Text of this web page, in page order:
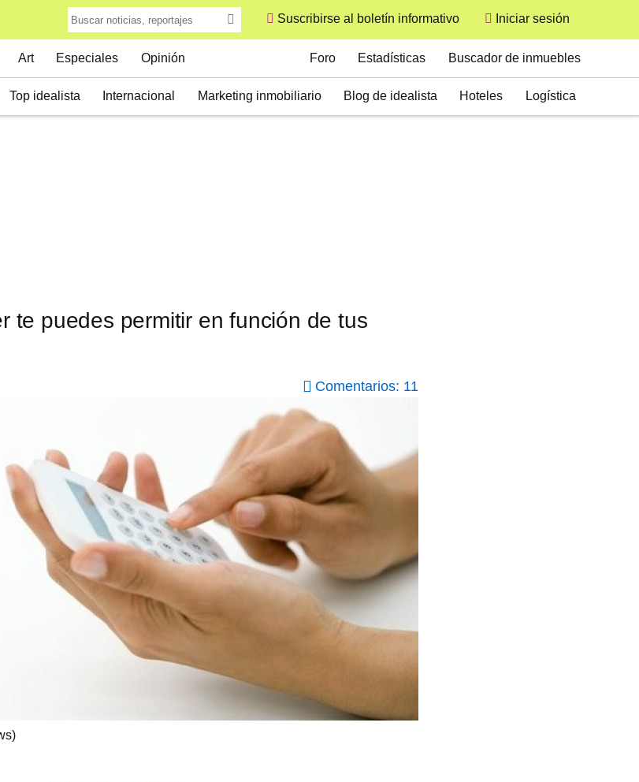
Suscribirse al boletín informativo
User
Iniciar sesión
Top idealista Internacional Marketing inmobiliario Blog de idealista Hoteles Logística
Art Especiales Opinión Foro Estadísticas Buscador de inmuebles
te puedes permitir en función de tus
Comentarios: 11